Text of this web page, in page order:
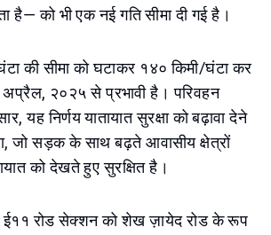
है— को भी एक नई गति सीमा दी गई है।
की सीमा को घटाकर १४० किमी/घंटा कर
अप्रैल, २०२५ से प्रभावी है। परिवहन
यह निर्णय यातायात सुरक्षा को बढ़ावा देने
जो सड़क के साथ बढ़ते आवासीय क्षेत्रों
को देखते हुए सुरक्षित है।
ई११ रोड सेक्शन को शेख ज़ायेद रोड के रूप